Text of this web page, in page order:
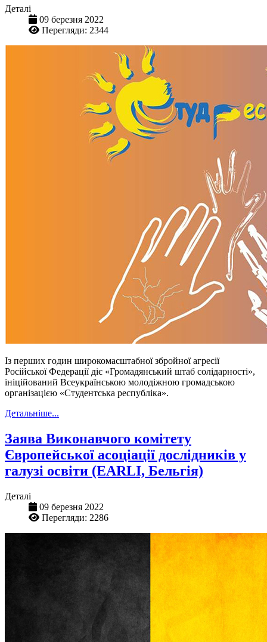
Деталі
09 березня 2022
Перегляди: 2344
Із перших годин широкомасштабної збройної агресії
Російської Федерації діє «Громадянський штаб солідарності»,
ініційований Всеукраїнською молодіжною громадською
організацією «Студентська республіка».
Детальніше...
Заява Виконавчого комітету
Європейської асоціації дослідників у
галузі освіти (EARLI, Бельгія)
Деталі
09 березня 2022
Перегляди: 2286